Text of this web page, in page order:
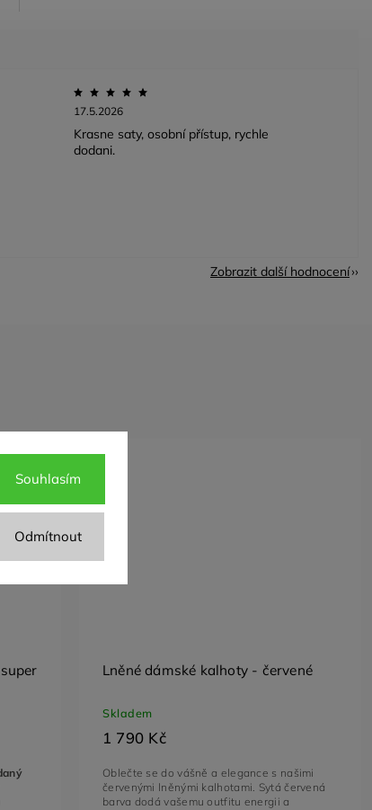
Odmítnout
Souhlasím
17.5.2026
Krasne saty, osobní přístup, rychle
dodani.
Zobrazit další hodnocení
Lněné dámské kalhoty - červené
Skladem
1 790 Kč
Oblečte se do vášně a elegance s našimi
červenými lněnými kalhotami. Sytá červená
barva dodá vašemu outfitu energii a